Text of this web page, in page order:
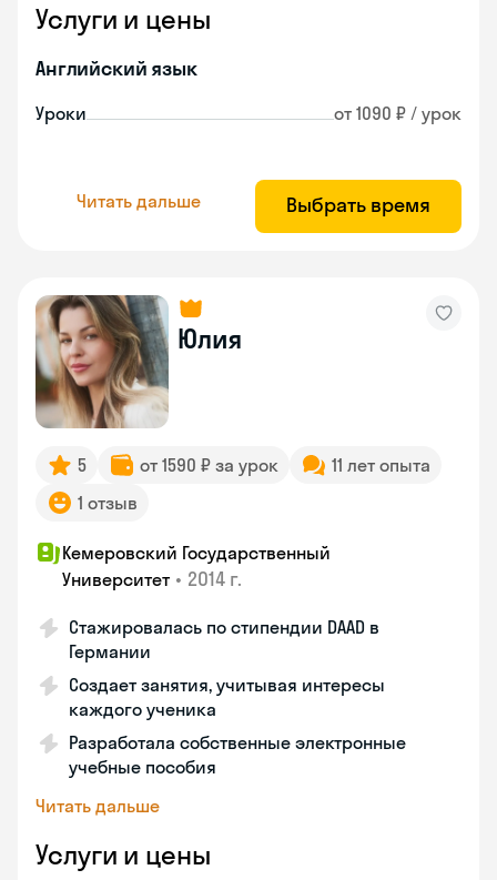
Услуги и цены
Английский язык
Уроки от 1090 ₽ / урок
Читать дальше Выбрать время
Юлия
5 от 1590 ₽ за урок
11 лет опыта
1 отзыв
Кемеровский Государственный
Университет • 2014 г.
Стажировалась по стипендии DAAD в
Германии
Создает занятия, учитывая интересы
каждого ученика
Разработала собственные электронные
учебные пособия
Читать дальше
Услуги и цены